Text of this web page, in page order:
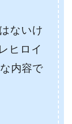
ないけ
ヒロイ
内容で